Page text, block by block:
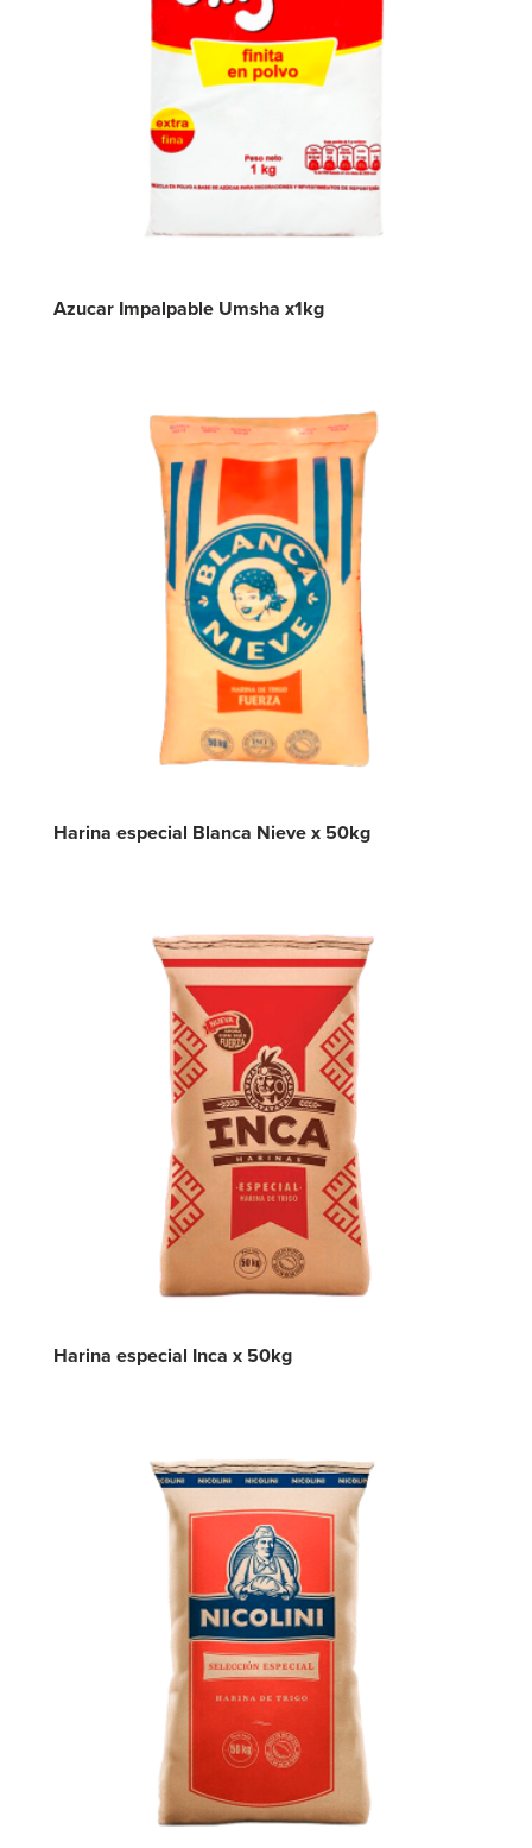
Azucar Impalpable Umsha x1kg
Harina especial Blanca Nieve x 50kg
Harina especial Inca x 50kg